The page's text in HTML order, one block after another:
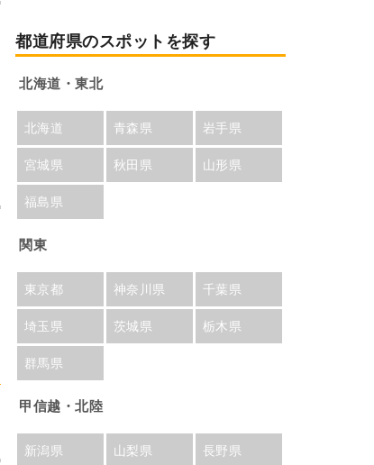
都道府県のスポットを探す
北海道・東北
北海道 青森県 岩手県
宮城県 秋田県 山形県
福島県
関東
東京都 神奈川県 千葉県
埼玉県 茨城県 栃木県
群馬県
甲信越・北陸
新潟県 山梨県 長野県